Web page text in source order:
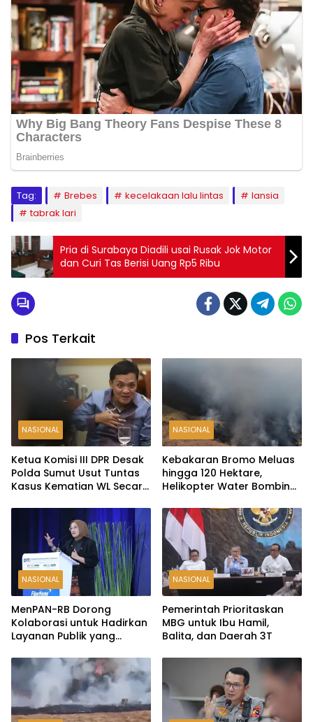
Tag: Brebes kecelakaan lalu lintas
lansia
tabrak lari
Pria di Surabaya Diadili usai Rusak Jok Motor
dan Curi Tas Berisi Uang Rp5 Ribu
Pos Terkait
NASIONAL
Ketua Komisi III DPR Desak
Polda Sumut Usut Tuntas
Kasus Kematian WL Secara
NASIONAL
Kebakaran Bromo Meluas
hingga 120 Hektare,
Helikopter Water Bombing
NASIONAL
MenPAN-RB Dorong
Kolaborasi untuk Hadirkan
Layanan Publik yang
NASIONAL
Pemerintah Prioritaskan
MBG untuk Ibu Hamil,
Balita, dan Daerah 3T